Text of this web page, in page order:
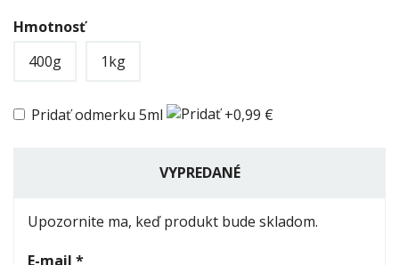
Hmotnosť
400g
1kg
Pridať odmerku 5ml +0,99 €
VYPREDANÉ
Upozornite ma, keď produkt bude skladom.
E-mail *